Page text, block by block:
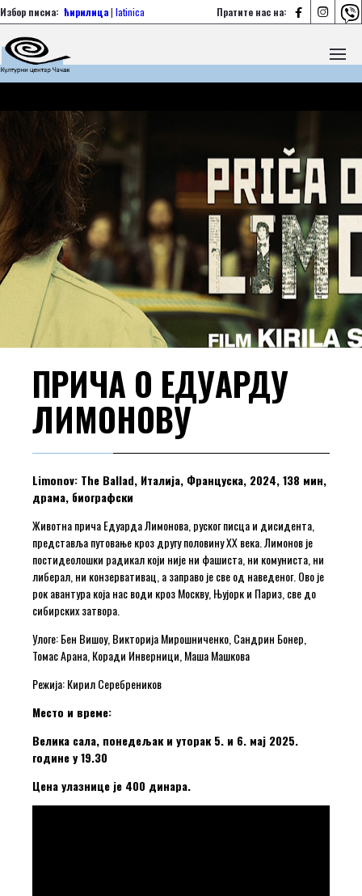
Пратите нас на:   
Избор писма: ћирилица| latinica
ПРИЧА О ЕДУАРДУ
ЛИМОНОВУ
Limonov: The Ballad, Италија, Француска, 2024, 138 мин,
драма, биографски
Животна прича Едуарда Лимонова, руског писца и дисидента,
представља путовање кроз другу половину XX века. Лимонов је
постидеолошки радикал који није ни фашиста, ни комуниста, ни
либерал, ни конзервативац, а заправо је све од наведеног. Ово је
рок авантура која нас води кроз Москву, Њујорк и Париз, све до
сибирских затвора.
Улоге: Бен Вишоу, Викторија Мирошниченко, Сандрин Бонер,
Томас Арана, Коради Инверници, Маша Машкова
Режија: Кирил Серебреников
Место и време:
Велика сала, понедељак и уторак 5. и 6. мај 2025.
године у 19.30
Цена улазнице је 400 динара.